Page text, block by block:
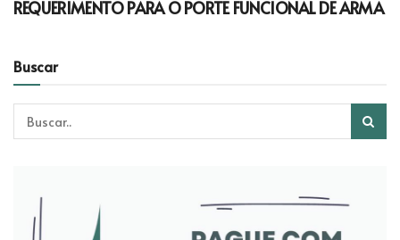
REQUERIMENTO PARA O PORTE FUNCIONAL DE ARMA
Buscar